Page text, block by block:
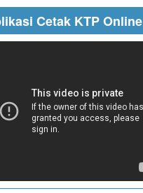
Cetak KTP Online